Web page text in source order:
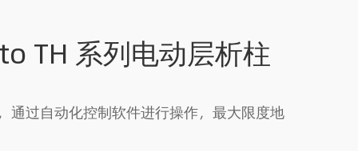
TH 系列电动层析柱
通过自动化控制软件进行操作，最大限度地